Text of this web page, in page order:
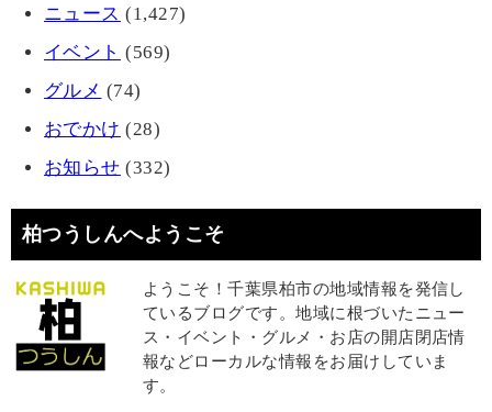
ニュース (1,427)
イベント (569)
グルメ (74)
おでかけ (28)
お知らせ (332)
柏つうしんへようこそ
ようこそ！千葉県柏市の地域情報を発信し
ているブログです。地域に根づいたニュー
ス・イベント・グルメ・お店の開店閉店情
報などローカルな情報をお届けしていま
す。